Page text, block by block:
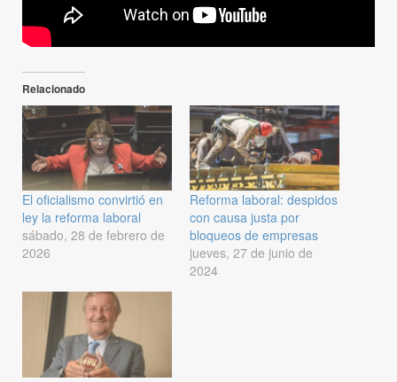
Relacionado
El oficialismo convirtió en
ley la reforma laboral
sábado, 28 de febrero de
2026
Reforma laboral: despidos
con causa justa por
bloqueos de empresas
jueves, 27 de junio de
2024